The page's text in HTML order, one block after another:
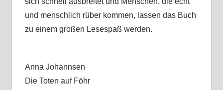
und menschlich rüber kommen, lassen das Buch
zu einem großen Lesespaß werden.
Anna Johannsen
Die Toten auf Föhr